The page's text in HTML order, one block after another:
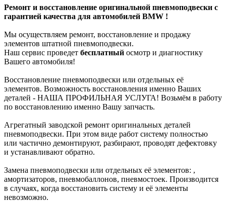
Ремонт и восстановление оригинальной пневмоподвески с
гарантией качества для автомобилей BMW !
Мы осуществляем ремонт, восстановление и продажу
элементов штатной пневмоподвески.
Наш сервис проведет бесплатный осмотр и диагностику
Вашего автомобиля!
Восстановление пневмоподвески или отдельных её
элементов. Возможность восстановления именно Ваших
деталей - НАША ПРОФИЛЬНАЯ УСЛУГА! Возьмём в работу
по восстановлению именно Вашу запчасть.
Агрегатный заводской ремонт оригинальных деталей
пневмоподвески. При этом виде работ систему полностью
или частично демонтируют, разбирают, проводят дефектовку
и устанавливают обратно.
Замена пневмоподвески или отдельных её элементов: ,
амортизаторов, пневмобаллонов, пневмостоек. Производится
в случаях, когда восстановить систему и её элементы
невозможно.